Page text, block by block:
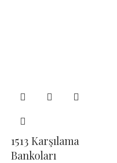
1513 Karşılama
Bankoları